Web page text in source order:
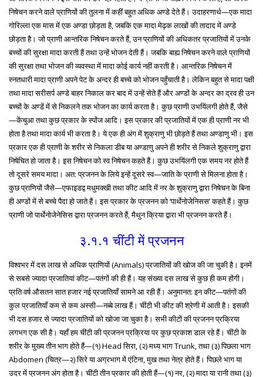
निषेचन करने वाले प्राणियों की तुलना में कहीं बहुत अधिक अण्डे देते हैं। उदाहरणार्थ—एक मादा
गोरिल्ला एक मास में एक अण्डा छोड़ता है, जबकि एक मादा मेढ़क लाखों की तादाद में अण्डे
छोड़ता है। जो प्राणी आन्तरिक निषेचन करते हैं, उन प्राणियों की अधिकतर प्रजातियों में उनके
बच्चों की सुरक्षा मादा करती हैं तथा उन्हें भोजन देती हैं। जबकि बाह्य निषेचन करने वाले प्राणियों
की सुरक्षा तथा भोजन की व्यवस्था में मादा कोई कार्य नहीं करती है। आन्तरिक निषेचन में
स्नतधारी मादा प्राणी अपने पेट के अन्दर ही बच्चे को भोजन पहुँचाती है। लेकिन बहुत से मादा पक्षी
तथा मादा सरीसर्प अण्डे बाहर निकाल कर बाद में उन्हें सेते हैं और अण्डों के अन्दर का द्रव ही उन
बच्चों के अण्डें में से निकलने तक भोजन का कार्य करता है। कुछ प्राणी उभयिंलगी होते हैं, जैसे
—केंचुआ तथा कुछ प्रकार के स्पोंज आदि। इस प्रकार की प्रजातियों में एक ही प्राणी नर भी
होता है तथा मादा कार्य भी करता है। ये एक ही अंग में शुक्राणु भी छोड़ते हैं तथा अण्डाणु भी। इस
प्रकार एक ही प्राणी के शरीर से निकला डीब या अण्डाणु अपने ही शरीर से निकले शुक्राणु द्वारा
निषेचित हो जाता है। इस निषेचन को स्व निषेचन कहते हैं। कुछ उभयिंलगी एक समय नर होते हैं
तो दूसरे समय मादा। अत: प्रजनन के लिये इन्हें दूसरे स्व—जाति के प्राणी से मिलना होता है।
कुछ प्राणियों जैसे—एफाइडद्व मधुमक्खी तथा कीट आदि में नर के शुक्राणु द्वारा निषेचन के बिना
ही अण्डों में से बच्चे पैदा हो जाते हैं। इस प्रकार के प्रजनन को ‘पार्थेनोजेनिसस’ कहते हैं। कुछ
प्राणी जो पार्थेनोजेनेसिस द्वारा प्रजनन करते हैं, मैथुन क्रिया द्वारा भी प्रजनन करते हैं।
३.१.१ चींटी में प्रजनन
विश्वभर में दस लाख से अधिक प्राणियों (Animals) प्रजातियों की खोज की जा चुकी है। इनमें
से सबसे ज्यादा प्रजातियां कीट—पतंगों की ही हैं। यह संख्या दस लाख से कुछ ही कम होंगी।
प्रति वर्ष औसतन सात हजार नई प्रजातियाँ सामने आ रही हैं। अनुमानत: इन कीट—पतंगों की
कुल प्रजातियाँ कम से कम अस्सी—नब्बे लाख हैं। चींटी भी कीट की श्रेणी में आती है। इसकी
भी दस हजार से ज्यादा प्रजातियों को खोजा जा चुका है। सभी कीटों की प्रजनन प्रक्रिया
लगभग एक सी है। यहाँ हम चींटी की प्रजनन प्रक्रिया पर कुछ प्रकाश डाल रहे हैं। चींटी के
शरीर के मुख्य तीन भाग होते हैं—(१) Head सिरा, (२) मध्य भाग Trunk, तथा (३) पिछला भाग
Abdomen (चित्र—२) सिरे या अग्रभाग में एंटिना, मुख तथा नेत्र होते हैं। पिछले भाग या
उदर में प्रजनन अंग होता है। चींटी तीन प्रकार की होती हैं—(१) नर, (२) मादा या रानी तथा (३)